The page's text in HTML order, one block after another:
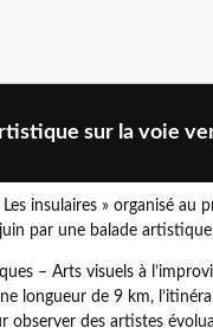
sur la voie
Les insulaires » organisé au
par une balade
– Arts visuels à
longueur de 9 km,
observer des artistes